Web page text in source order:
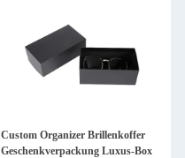
Custom Organizer Brillenkoffer
Geschenkverpackung Luxus-Box